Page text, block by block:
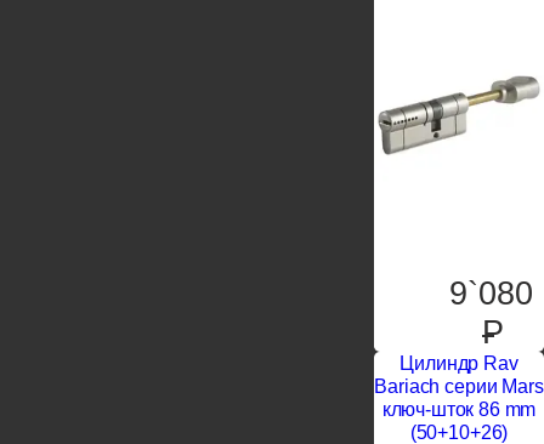
9`080
P
Цилиндр Rav
Bariach серии Mars
ключ-шток 86 mm
(50+10+26)